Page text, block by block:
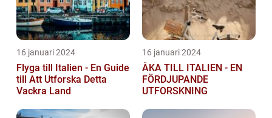
16 januari 2024
Flyga till Italien - En Guide
till Att Utforska Detta
Vackra Land
16 januari 2024
ÅKA TILL ITALIEN - EN
FÖRDJUPANDE
UTFORSKNING